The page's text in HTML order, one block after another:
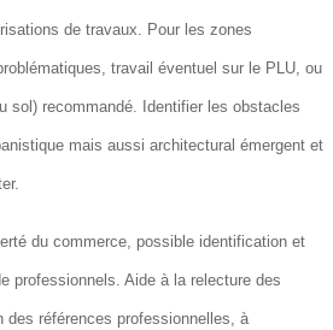
de travaux. Pour les zones
travail éventuel sur le PLU, ou
sol) recommandé. Identifier les obstacles
mais aussi architectural émergent et
du commerce, possible identification et
professionnels. Aide à la relecture des
des références professionnelles, à